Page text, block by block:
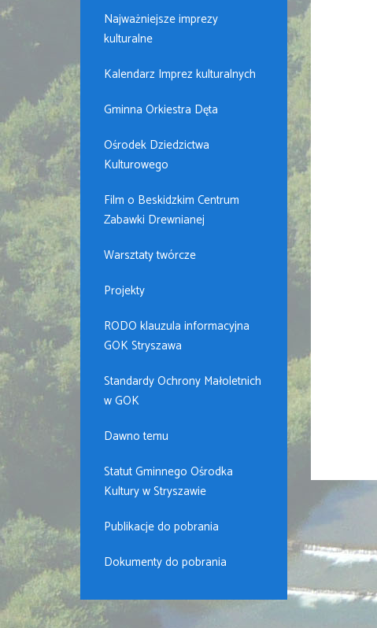
Najważniejsze imprezy
kulturalne
Kalendarz Imprez kulturalnych
Gminna Orkiestra Dęta
Ośrodek Dziedzictwa
Kulturowego
Film o Beskidzkim Centrum
Zabawki Drewnianej
Warsztaty twórcze
Projekty
RODO klauzula informacyjna
GOK Stryszawa
Standardy Ochrony Małoletnich
w GOK
Dawno temu
Statut Gminnego Ośrodka
Kultury w Stryszawie
Publikacje do pobrania
Dokumenty do pobrania